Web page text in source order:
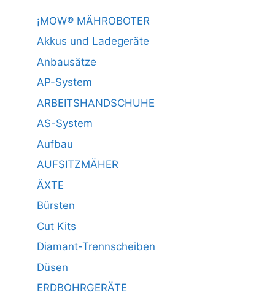
¡MOW® MÄHROBOTER
Akkus und Ladegeräte
Anbausätze
AP-System
ARBEITSHANDSCHUHE
AS-System
Aufbau
AUFSITZMÄHER
ÄXTE
Bürsten
Cut Kits
Diamant-Trennscheiben
Düsen
ERDBOHRGERÄTE